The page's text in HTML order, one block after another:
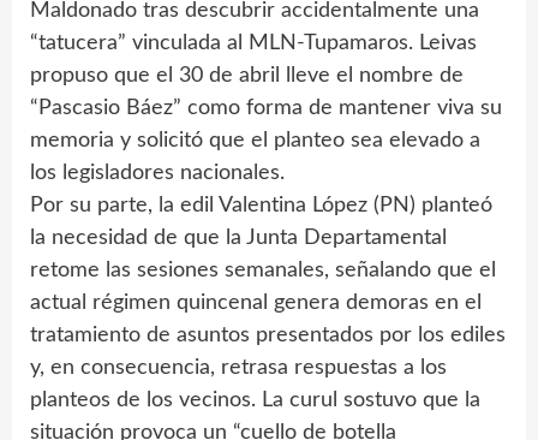
Maldonado tras descubrir accidentalmente una
“tatucera” vinculada al MLN-Tupamaros. Leivas
propuso que el 30 de abril lleve el nombre de
“Pascasio Báez” como forma de mantener viva su
memoria y solicitó que el planteo sea elevado a
los legisladores nacionales.
Por su parte, la edil Valentina López (PN) planteó
la necesidad de que la Junta Departamental
retome las sesiones semanales, señalando que el
actual régimen quincenal genera demoras en el
tratamiento de asuntos presentados por los ediles
y, en consecuencia, retrasa respuestas a los
planteos de los vecinos. La curul sostuvo que la
situación provoca un “cuello de botella